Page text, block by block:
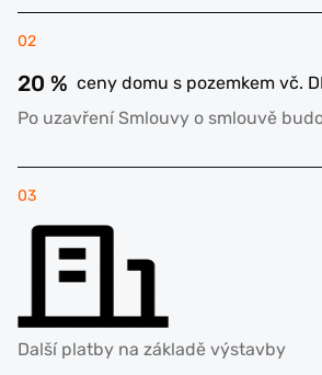
02
20 % ceny domu s pozemkem vč.
Po uzavření Smlouvy o smlouvě
03
Další platby na základě výstavby